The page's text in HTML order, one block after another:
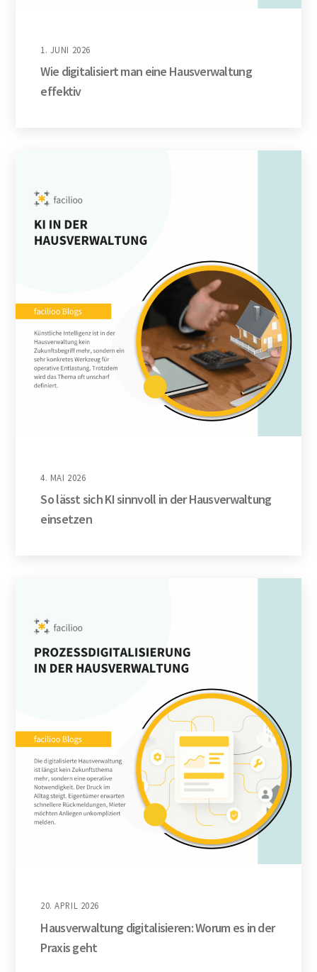
1. JUNI 2026
Wie digitalisiert man eine Hausverwaltung
effektiv
4. MAI 2026
So lässt sich KI sinnvoll in der Hausverwaltung
einsetzen
20. APRIL 2026
Hausverwaltung digitalisieren: Worum es in der
Praxis geht